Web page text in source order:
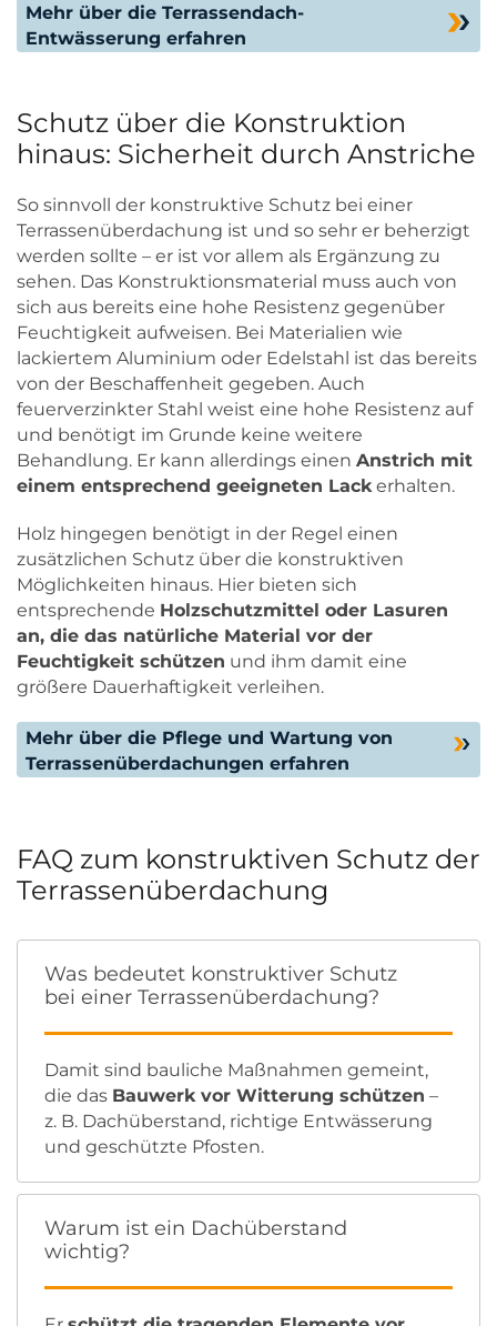
Mehr über die Terrassendach-
Entwässerung erfahren
Schutz über die Konstruktion
hinaus: Sicherheit durch Anstriche
So sinnvoll der konstruktive Schutz bei einer
Terrassenüberdachung ist und so sehr er beherzigt
werden sollte – er ist vor allem als Ergänzung zu
sehen. Das Konstruktionsmaterial muss auch von
sich aus bereits eine hohe Resistenz gegenüber
Feuchtigkeit aufweisen. Bei Materialien wie
lackiertem Aluminium oder Edelstahl ist das bereits
von der Beschaffenheit gegeben. Auch
feuerverzinkter Stahl weist eine hohe Resistenz auf
und benötigt im Grunde keine weitere
Behandlung. Er kann allerdings einen Anstrich mit
einem entsprechend geeigneten Lackerhalten.
Holz hingegen benötigt in der Regel einen
zusätzlichen Schutz über die konstruktiven
Möglichkeiten hinaus. Hier bieten sich
entsprechende Holzschutzmittel oder Lasuren
an, die das natürliche Material vor der
Feuchtigkeit schützen und ihm damit eine
größere Dauerhaftigkeit verleihen.
Mehr über die Pflege und Wartung von
Terrassenüberdachungen erfahren
FAQ zum konstruktiven Schutz der
Terrassenüberdachung
Was bedeutet konstruktiver Schutz
bei einer Terrassenüberdachung?
Damit sind bauliche Maßnahmen gemeint,
die das Bauwerk vor Witterung schützen –
z. B. Dachüberstand, richtige Entwässerung
und geschützte Pfosten.
Warum ist ein Dachüberstand
wichtig?